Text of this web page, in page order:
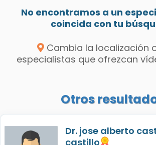
No encontramos a un
coincida con tu
Cambia la localización
especialistas que ofrezcan
Otros
Dr. jose alberto
castillo